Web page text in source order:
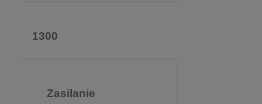
1300
Zasilanie